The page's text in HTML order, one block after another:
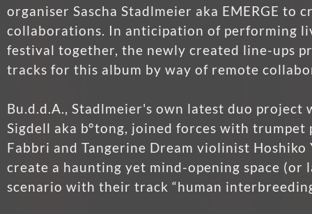
organiser Sascha Stadlmeier aka EMERGE to
collaborations. In anticipation of performing
festival together, the newly created line-ups
tracks for this album by way of remote
Bu.d.d.A., Stadlmeier's own latest duo project
Sigdell aka b°tong, joined forces with trumpet
Fabbri and Tangerine Dream violinist Hoshiko
create a haunting yet mind-opening space (or
scenario with their track “human